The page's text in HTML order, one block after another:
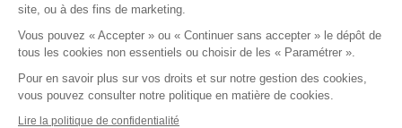
32 Rue de Monceau 75008 Paris
© Capital 8 – Invesco
Mentions légales
site, ou à des fins de marketing.
Vous pouvez « Accepter » ou « Continuer sans accepter » le dépôt de
tous les cookies non essentiels ou choisir de les « Paramétrer ».
Pour en savoir plus sur vos droits et sur notre gestion des cookies,
vous pouvez consulter notre politique en matière de cookies.
Lire la politique de confidentialité